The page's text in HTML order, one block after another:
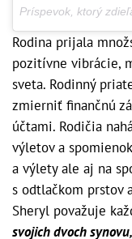
Príspevok, ktorý
Rodina prijala
pozitívne vibrácie,
sveta. Rodinný
zmierniť finančnú
účtami. Rodičia
výletov a
a výlety ale aj na
s odtlačkom prstov
Sheryl považuje
svojich dvoch